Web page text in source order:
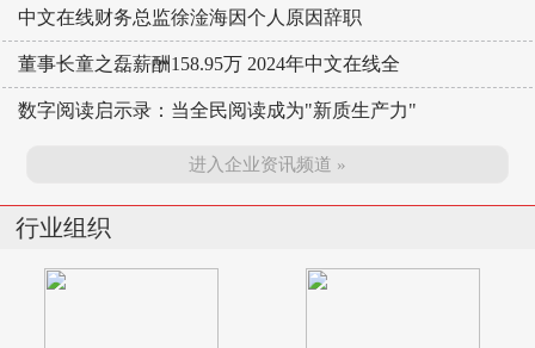
中文在线财务总监徐淦海因个人原因辞职
董事长童之磊薪酬158.95万 2024年中文在线全
数字阅读启示录：当全民阅读成为"新质生产力"
进入企业资讯频道 »
行业组织